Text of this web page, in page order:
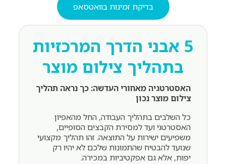
בדיקת זמינות בוואטסאפ
5 אבני הדרך המרכזיות
בתהליך צילום מוצר
האסטרטגיה מאחורי העדשה: כך נראה תהליך
צילום מוצר נכון
כל השלבים בתהליך העבודה, החל מהאפיון
האסטרטגי ועד למסירת הקבצים הסופיים,
משפיעים ישירות על התוצאה. זהו תהליך מקצועי
שנועד להבטיח שהתמונות שלכם לא יהיו רק
יפות, אלא גם אפקטיביות במכירה.